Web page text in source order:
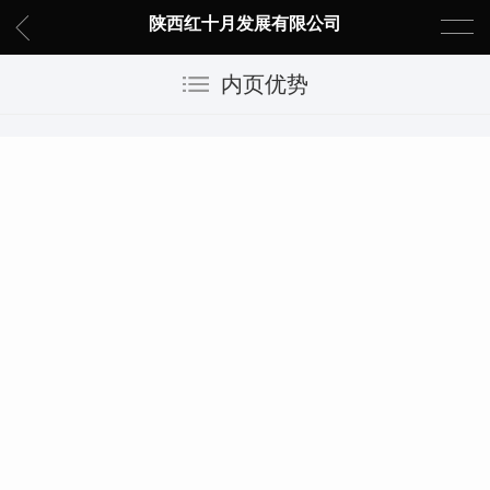
陕西红十月发展有限公司
内页优势